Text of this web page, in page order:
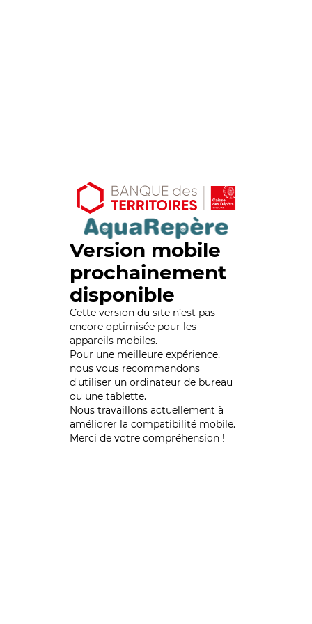
Version mobile
prochainement
disponible
Cette version du site n’est pas
encore optimisée pour les
appareils mobiles.
Pour une meilleure expérience,
nous vous recommandons
d'utiliser un ordinateur de bureau
ou une tablette.
Nous travaillons actuellement à
améliorer la compatibilité mobile.
Merci de votre compréhension !